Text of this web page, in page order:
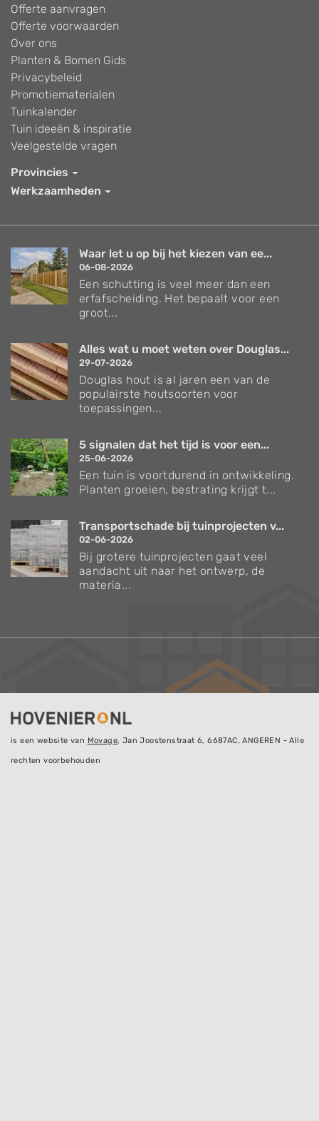
Offerte aanvragen
Offerte voorwaarden
Over ons
Planten & Bomen Gids
Privacybeleid
Promotiematerialen
Tuinkalender
Tuin ideeën & inspiratie
Veelgestelde vragen
Provincies
Werkzaamheden
Waar let u op bij het kiezen van ee...
06-08-2026
Een schutting is veel meer dan een
erfafscheiding. Het bepaalt voor een
groot...
Alles wat u moet weten over Douglas...
29-07-2026
Douglas hout is al jaren een van de
populairste houtsoorten voor
toepassingen...
5 signalen dat het tijd is voor een...
25-06-2026
Een tuin is voortdurend in ontwikkeling.
Planten groeien, bestrating krijgt t...
Transportschade bij tuinprojecten v...
02-06-2026
Bij grotere tuinprojecten gaat veel
aandacht uit naar het ontwerp, de
materia...
is een website van Movage, Jan Joostenstraat 6, 6687AC, ANGEREN - Alle
rechten voorbehouden